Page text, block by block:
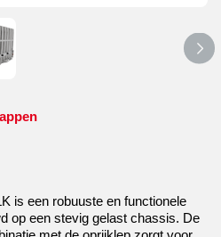
is een robuuste en functionele
op een stevig gelast chassis. De